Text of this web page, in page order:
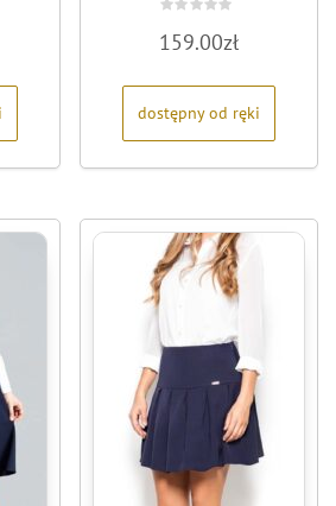
0
na
159.00zł
dostępny od ręki